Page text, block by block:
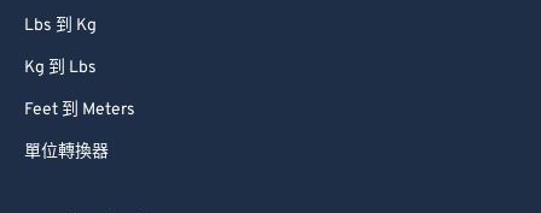
Lbs 到 Kg
Kg 到 Lbs
Feet 到 Meters
單位轉換器